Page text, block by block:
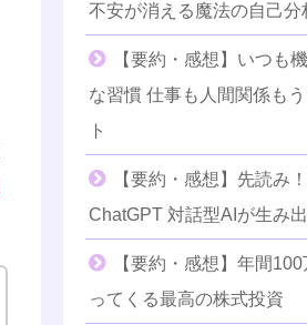
不安が消える魔法の自己分
【要約・感想】いつも
な習慣 仕事も人間関係も
ト
【要約・感想】先読み
ChatGPT 対話型AIが生み
【要約・感想】年間
ってくる最高の株式投資